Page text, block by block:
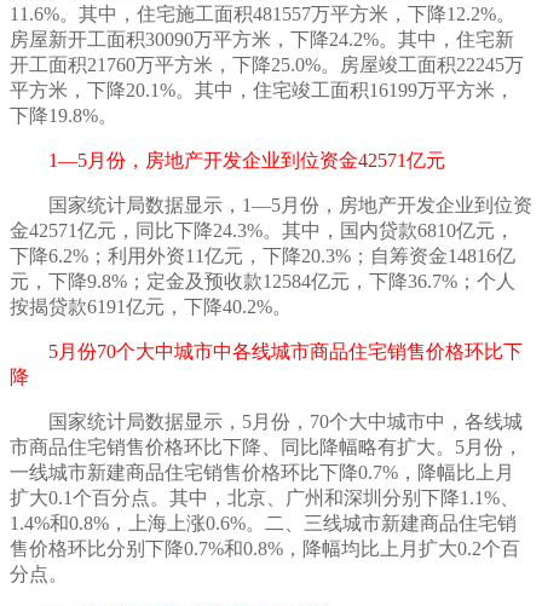
11.6%。其中，住宅施工面积481557万平方米，下降12.2%。
房屋新开工面积30090万平方米，下降24.2%。其中，住宅新
开工面积21760万平方米，下降25.0%。房屋竣工面积22245万
平方米，下降20.1%。其中，住宅竣工面积16199万平方米，
下降19.8%。
1—5月份，房地产开发企业到位资金42571亿元
国家统计局数据显示， 1—5月份，房地产开发企业到位资
金42571亿元，同比下降24.3%。其中，国内贷款6810亿元，
下降6.2%；利用外资11亿元，下降20.3%；自筹资金14816亿
元，下降9.8%；定金及预收款12584亿元，下降36.7%；个人
按揭贷款6191亿元，下降40.2%。
5月份70个大中城市中各线城市商品住宅销售价格环比下
降
国家统计局数据显示， 5月份，70个大中城市中，各线城
市商品住宅销售价格环比下降、同比降幅略有扩大。5月份，
一线城市新建商品住宅销售价格环比下降0.7%，降幅比上月
扩大0.1个百分点。其中，北京、广州和深圳分别下降1.1%、
1.4%和0.8%，上海上涨0.6%。二、三线城市新建商品住宅销
售价格环比分别下降0.7%和0.8%，降幅均比上月扩大0.2个百
分点。